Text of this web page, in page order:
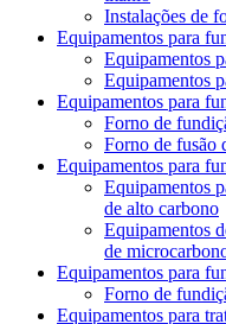
Instalações de
Equipamentos para
Equipamentos
Equipamentos
Equipamentos para
Forno de
Forno de fusão
Equipamentos para
Equipamentos
de alto carbono
Equipamentos
de
Equipamentos para
Forno de
Equipamentos para